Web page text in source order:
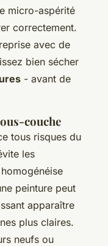
micro-aspérité
correctement.
avec de
bien sécher
- avant de
couche
tous risques du
les
peinture peut
apparaître
plus claires.
neufs ou